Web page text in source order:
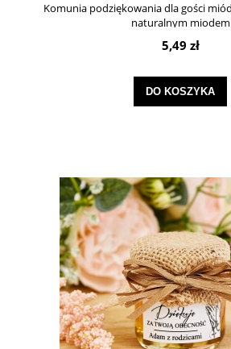
Komunia podziękowania dla gości
naturalnym miodem
5,49 zł
DO KOSZYKA